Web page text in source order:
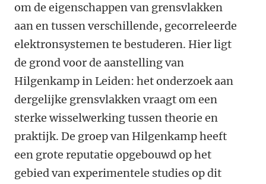
om de eigenschappen van grensvlakken
aan en tussen verschillende, gecorreleerde
elektronsystemen te bestuderen. Hier ligt
de grond voor de aanstelling van
Hilgenkamp in Leiden: het onderzoek aan
dergelijke grensvlakken vraagt om een
sterke wisselwerking tussen theorie en
praktijk. De groep van Hilgenkamp heeft
een grote reputatie opgebouwd op het
gebied van experimentele studies op dit